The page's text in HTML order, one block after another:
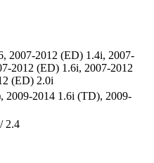
, 2007-2012 (ED) 1.4i, 2007-
2012 (ED) 1.6i, 2007-2012
(ED) 2.0i
, 2009-2014 1.6i (TD), 2009-
2.4